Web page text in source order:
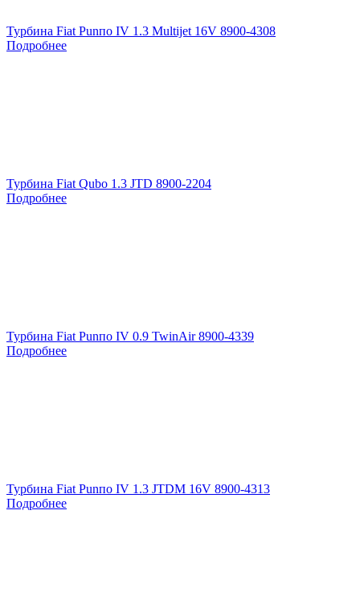
Турбина Fiat Punпо IV 1.3 Multijet 16V 8900-4308
Подробнее
Турбина Fiat Qubo 1.3 JTD 8900-2204
Подробнее
Турбина Fiat Punпо IV 0.9 TwinAir 8900-4339
Подробнее
Турбина Fiat Punпо IV 1.3 JTDM 16V 8900-4313
Подробнее